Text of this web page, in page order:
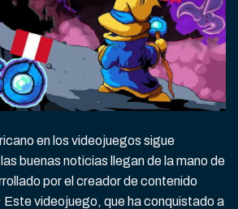
en los videojuegos sigue
buenas noticias llegan de la mano de
por el creador de contenido
Este videojuego, que ha conquistado a